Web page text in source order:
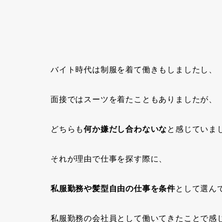
バイト時代は制服を着て働きもしましたし、
面接ではスーツを着たこともありましたが、
どちらも何か嫌だし合わないなと感じていま
それが理由で仕事を探す際に、
私服勤務や髪型自由の仕事を条件として選ん
私服勤務の会社員として働いてきたことで感